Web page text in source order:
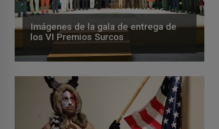
Imágenes de la gala de entrega de
los VI Premios Surcos